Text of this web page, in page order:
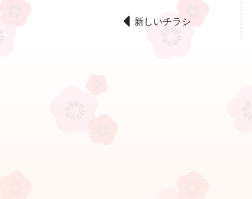
新しいチラシ